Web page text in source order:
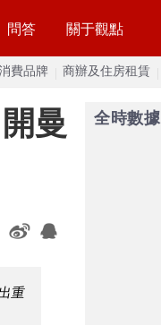
問答 關于觀點
費品牌 商辦及住房租賃
曼
重
全時數據